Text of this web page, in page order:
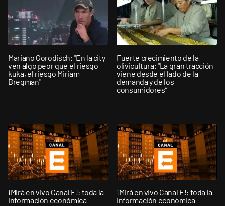
Mariano Gorodisch: "En la city
ven algo peor que el riesgo
kuka, el riesgo Miriam
Bregman"
Fuerte crecimiento de la
olivicultura: "La gran tracción
viene desde el lado de la
demanda y de los
consumidores”
¡Mirá en vivo Canal E!: toda la
información económica
¡Mirá en vivo Canal E!: toda la
información económica